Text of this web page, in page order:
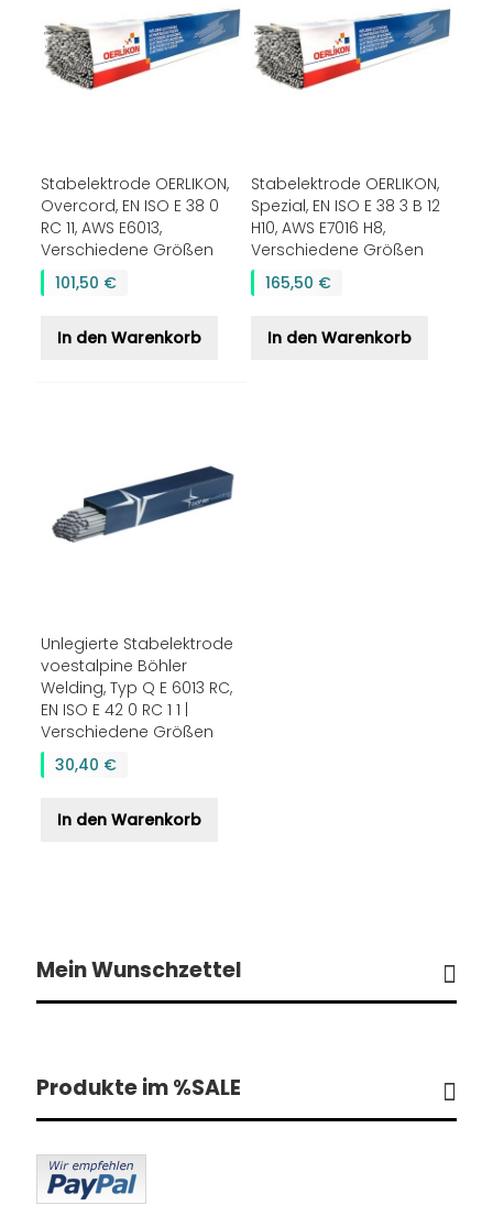
Stabelektrode OERLIKON,
Overcord, EN ISO E 38 0
RC 11, AWS E6013,
Verschiedene Größen
101,50 €
In den Warenkorb
Stabelektrode OERLIKON,
Spezial, EN ISO E 38 3 B 12
H10, AWS E7016 H8,
Verschiedene Größen
165,50 €
In den Warenkorb
Unlegierte Stabelektrode
voestalpine Böhler
Welding, Typ Q E 6013 RC,
EN ISO E 42 0 RC 1 1 |
Verschiedene Größen
30,40 €
In den Warenkorb
Mein Wunschzettel
Produkte im %SALE